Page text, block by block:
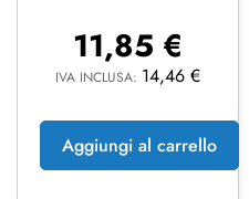
11,85 €
IVA INCLUSA: 14,46 €
Aggiungi al carrello